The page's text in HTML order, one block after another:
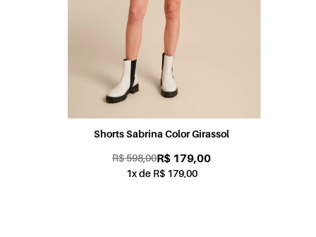
Shorts Candy Color Coral
R$ 598,00R$ 179,00
1x de R$ 179,00